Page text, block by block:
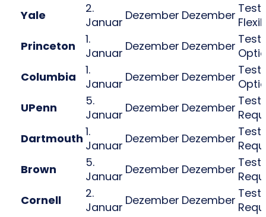
Yale
2.
Januar Dezember Dezember
Princeton
1.
Januar Dezember Dezember
Columbia
1.
Januar Dezember Dezember
UPenn
5.
Januar Dezember Dezember
Dartmouth 1.
Januar Dezember Dezember
Brown
5.
Januar Dezember Dezember
Cornell
2.
Januar Dezember Dezember